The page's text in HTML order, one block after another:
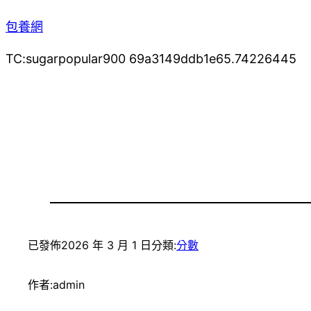
包養網
TC:sugarpopular900 69a3149ddb1e65.74226445
已發佈2026 年 3 月 1 日分類:分數
作者:admin